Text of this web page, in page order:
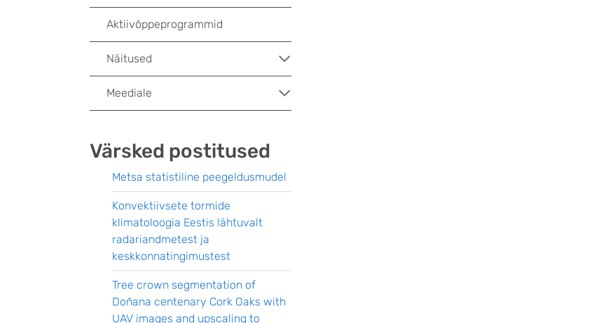
Aktiivõppeprogrammid
Näitused
Meediale
Värsked postitused
Metsa statistiline peegeldusmudel
Konvektiivsete tormide
klimatoloogia Eestis lähtuvalt
radariandmetest ja
keskkonnatingimustest
Tree crown segmentation of
Doñana centenary Cork Oaks with
UAV images and upscaling to